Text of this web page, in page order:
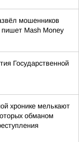
мошенников
пишет Mash Money
Государственной
хронике мелькают
обманом